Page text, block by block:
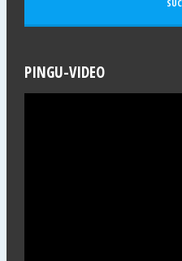
PINGU-VIDEO